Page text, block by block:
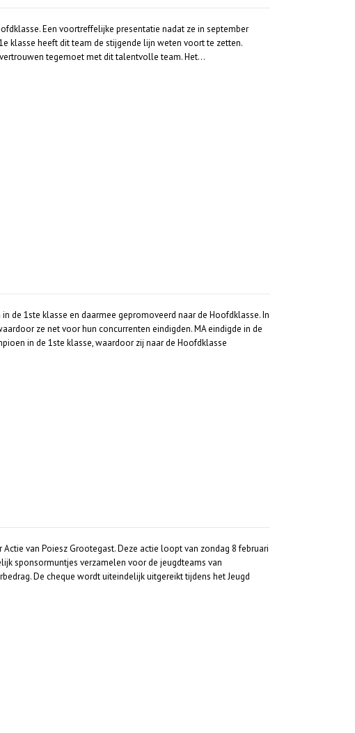
Een voortreffelijke presentatie nadat ze in september
klasse heeft dit team de stijgende lijn weten voort te zetten.
tegemoet met dit talentvolle team. Het…
de 1ste klasse en daarmee gepromoveerd naar de Hoofdklasse. In
ze net voor hun concurrenten eindigden. MA eindigde in de
in de 1ste klasse, waardoor zij naar de Hoofdklasse
van Poiesz Grootegast. Deze actie loopt van zondag 8 februari
sponsormuntjes verzamelen voor de jeugdteams van
De cheque wordt uiteindelijk uitgereikt tijdens het Jeugd